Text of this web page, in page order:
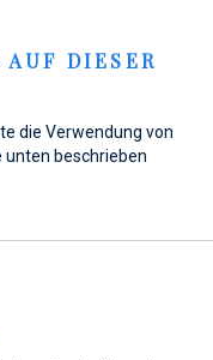
AUF DIESER
die Verwendung von
unten beschrieben